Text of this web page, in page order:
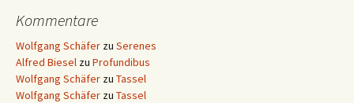
Kommentare
Wolfgang Schäfer zu Serenes
Alfred Biesel zu Profundibus
Wolfgang Schäfer zu Tassel
Wolfgang Schäfer zu Tassel